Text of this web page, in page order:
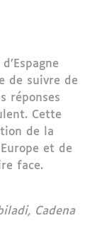
de suivre de
réponses
Cette
de la
et de
face.
Cadena